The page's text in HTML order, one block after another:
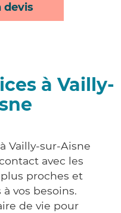
devis
à Vailly-
Vailly-sur-Aisne
avec les
proches et
vos besoins.
de vie pour